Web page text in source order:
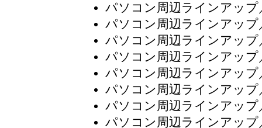
パソコン周辺ラインアップ
パソコン周辺ラインアップ
パソコン周辺ラインアップ
パソコン周辺ラインアップ
パソコン周辺ラインアップ
パソコン周辺ラインアップ
パソコン周辺ラインアップ
パソコン周辺ラインアップ